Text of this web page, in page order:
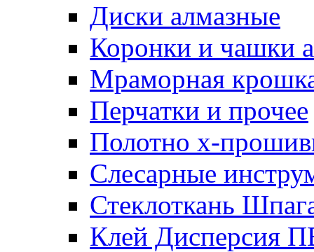
Диски алмазные
Коронки и чашки
Мраморная
Перчатки и прочее
Полотно х-
Слесарные
Стеклоткань
Клей Дисперсия